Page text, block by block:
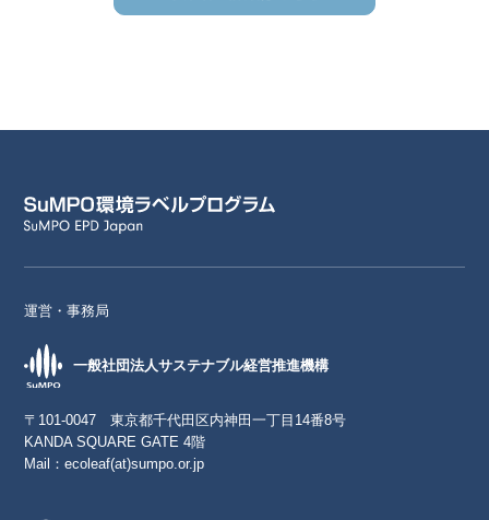
運営・事務局
一般社団法人サステナブル経営推進機構
〒101-0047 東京都千代田区内神田一丁目14番8号
KANDA SQUARE GATE 4階
Mail：ecoleaf(at)sumpo.or.jp